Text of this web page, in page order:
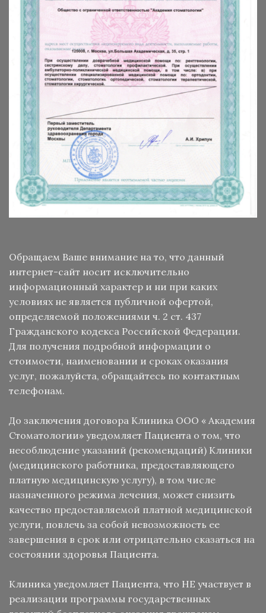
Обращаем Ваше внимание на то, что данный
интернет-сайт носит исключительно
информационный характер и ни при каких
условиях не является публичной офертой,
определяемой положениями ч. 2 ст. 437
Гражданского кодекса Российской Федерации.
Для получения подробной информации о
стоимости, наименовании и сроках оказания
услуг, пожалуйста, обращайтесь по контактным
телефонам.
До заключения договора Клиника ООО « Академия
Стоматологии» уведомляет Пациента о том, что
несоблюдение указаний (рекомендаций) Клиники
(медицинского работника, предоставляющего
платную медицинскую услугу), в том числе
назначенного режима лечения, может снизить
качество предоставляемой платной медицинской
услуги, повлечь за собой невозможность ее
завершения в срок или отрицательно сказаться на
состоянии здоровья Пациента.
Клиника уведомляет Пациента, что НЕ участвует в
реализации программы государственных